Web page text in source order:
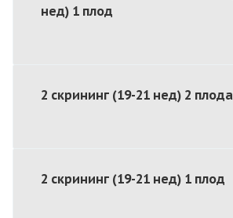
нед) 1 плод
2 скрининг (19-21 нед) 2 плода
2 скрининг (19-21 нед) 1 плод